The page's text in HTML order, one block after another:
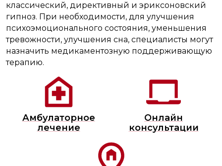
классический, директивный и эриксоновский
гипноз. При необходимости, для улучшения
психоэмоционального состояния, уменьшения
тревожности, улучшения сна, специалисты могут
назначить медикаментозную поддерживающую
терапию.
Амбулаторное
лечение
Онлайн
консультации